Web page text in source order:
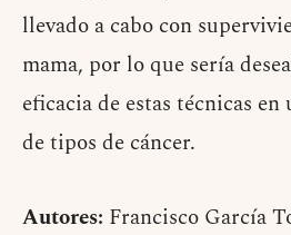
llevado a cabo con
mama, por lo que sería
eficacia de estas técnicas
de tipos de cáncer.
Autores: Francisco García